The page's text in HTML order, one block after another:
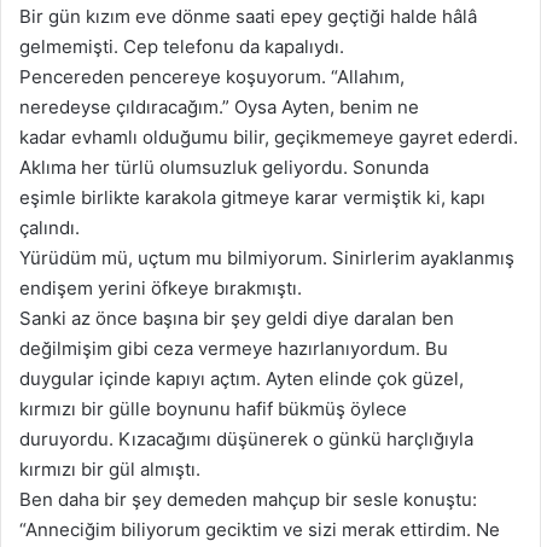
Bir gün kızım eve dönme saati epey geçtiği halde hâlâ
gelmemişti. Cep telefonu da kapalıydı.
Pencereden pencereye koşuyorum. “Allahım,
neredeyse çıldıracağım.” Oysa Ayten, benim ne
kadar evhamlı olduğumu bilir, geçikmemeye gayret ederdi.
Aklıma her türlü olumsuzluk geliyordu. Sonunda
eşimle birlikte karakola gitmeye karar vermiştik ki, kapı
çalındı.
Yürüdüm mü, uçtum mu bilmiyorum. Sinirlerim ayaklanmış
endişem yerini öfkeye bırakmıştı.
Sanki az önce başına bir şey geldi diye daralan ben
değilmişim gibi ceza vermeye hazırlanıyordum. Bu
duygular içinde kapıyı açtım. Ayten elinde çok güzel,
kırmızı bir gülle boynunu hafif bükmüş öylece
duruyordu. Kızacağımı düşünerek o günkü harçlığıyla
kırmızı bir gül almıştı.
Ben daha bir şey demeden mahçup bir sesle konuştu:
“Anneciğim biliyorum geciktim ve sizi merak ettirdim. Ne